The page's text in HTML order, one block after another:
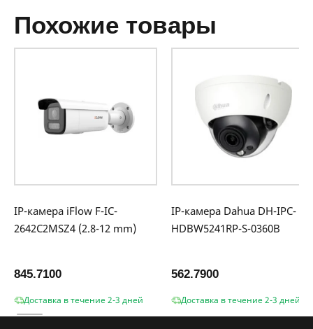
похожие товары
IP-камера iFlow F-IC-
2642C2MSZ4 (2.8-12 mm)
845.7100
Доставка в течение 2-3 дней
IP-камера Dahua DH-IPC-
HDBW5241RP-S-0360B
562.7900
Доставка в течение 2-3 дней